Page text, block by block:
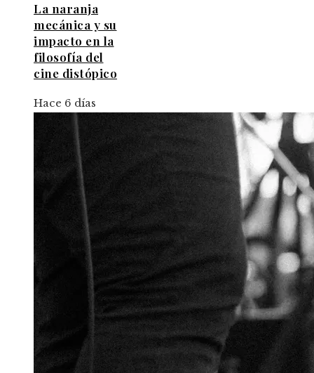
La naranja
mecánica y su
impacto en la
filosofía del
cine distópico
Hace 6 días